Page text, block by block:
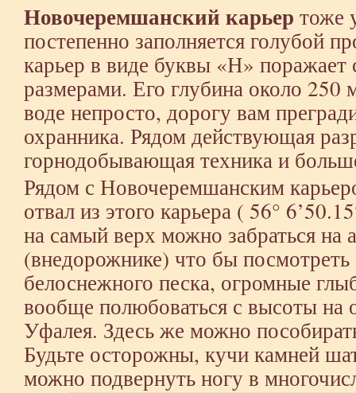
Новочеремшанский карьер тоже
постепенно заполняется голубой
карьер в виде буквы «Н»
размерами. Его глубина около 250
воде непросто, дорогу вам
охранника. Рядом действующая
горнодобывающая техника и
Рядом с Новочеремшанским
отвал из этого карьера ( 56°
на самый верх можно забраться на
(внедорожнике) что бы
белоснежного песка, огромные
вообще полюбоваться с высоты на
Уфалея. Здесь же можно
Будьте осторожны, кучи камней
можно подвернуть ногу в